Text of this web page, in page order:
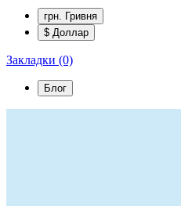
грн. Гривня
$ Доллар
Закладки (0)
Блог